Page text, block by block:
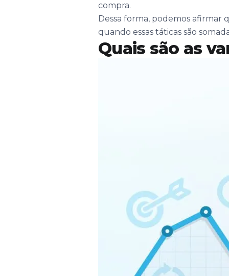
compra.
Dessa forma, podemos afirmar
quando essas táticas são
Quais são as